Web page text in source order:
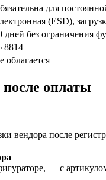
для
(ESD),
дней без ограничения
облагается
оплаты
вендора после
— с